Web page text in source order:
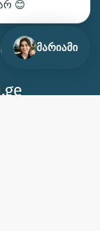
მარიამი
😊